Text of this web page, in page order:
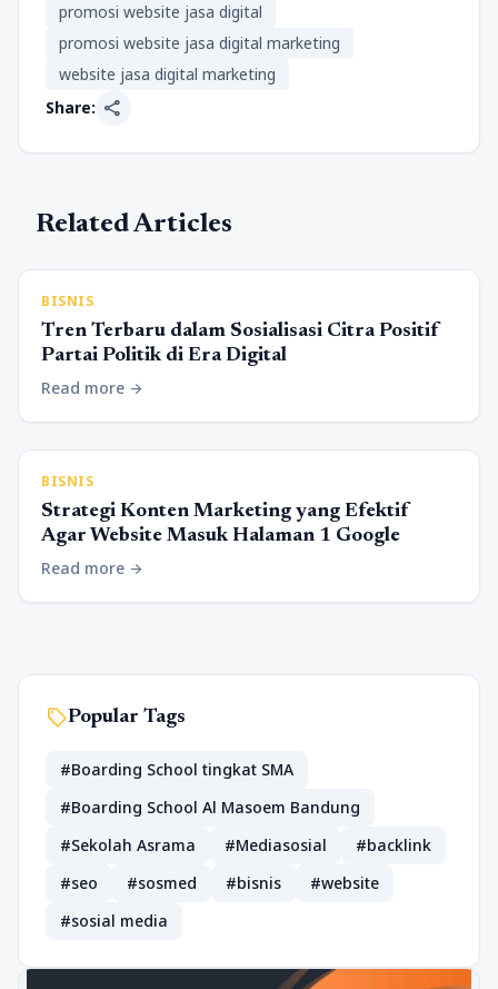
promosi website jasa digital
promosi website jasa digital marketing
website jasa digital marketing
Share: share
Related Articles
BISNIS
Tren Terbaru dalam Sosialisasi Citra Positif
Partai Politik di Era Digital
Read more arrow_forward
BISNIS
Strategi Konten Marketing yang Efektif
Agar Website Masuk Halaman 1 Google
Read more arrow_forward
sellPopular Tags
#Boarding School tingkat SMA
#Boarding School Al Masoem Bandung
#Sekolah Asrama
#Mediasosial
#backlink
#seo
#sosmed #bisnis
#website
#sosial media